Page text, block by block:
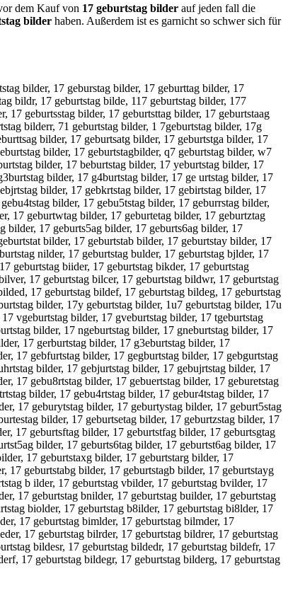
dem Kauf von 17 geburtstag bilder auf jeden fall die
bilder haben. Außerdem ist es garnicht so schwer sich für
bilder, 17 geburstag bilder, 17 geburttag bilder, 17
bildr, 17 geburtstag bilde, 117 geburtstag bilder, 177
17 geburtsstag bilder, 17 geburtsttag bilder, 17 geburtstaag
bilderr, 71 geburtstag bilder, 1 7geburtstag bilder, 17g
bilder, 17 geburtsatg bilder, 17 geburtstga bilder, 17
bilder, 17 geburtstagbilder, q7 geburtstag bilder, w7
bilder, 17 beburtstag bilder, 17 yeburtstag bilder, 17
bilder, 17 g4burtstag bilder, 17 ge urtstag bilder, 17
bilder, 17 gebkrtstag bilder, 17 gebirtstag bilder, 17
bilder, 17 gebu5tstag bilder, 17 geburrstag bilder,
17 geburtwtag bilder, 17 geburtetag bilder, 17 geburtztag
bilder, 17 geburts5ag bilder, 17 geburts6ag bilder, 17
bilder, 17 geburtstab bilder, 17 geburtstay bilder, 17
nilder, 17 geburtstag bulder, 17 geburtstag bjlder, 17
geburtstag biider, 17 geburtstag bikder, 17 geburtstag
17 geburtstag bilcer, 17 geburtstag bildwr, 17 geburtstag
17 geburtstag bildef, 17 geburtstag bildeg, 17 geburtstag
bilder, 17y geburtstag bilder, 1u7 geburtstag bilder, 17u
vgeburtstag bilder, 17 gveburtstag bilder, 17 tgeburtstag
bilder, 17 ngeburtstag bilder, 17 gneburtstag bilder, 17
17 gerburtstag bilder, 17 g3eburtstag bilder, 17
17 gebfurtstag bilder, 17 gegburtstag bilder, 17 gebgurtstag
bilder, 17 gebjurtstag bilder, 17 gebujrtstag bilder, 17
17 gebu8rtstag bilder, 17 gebuertstag bilder, 17 geburetstag
bilder, 17 gebu4rtstag bilder, 17 gebur4tstag bilder, 17
17 geburytstag bilder, 17 geburtystag bilder, 17 geburt5stag
bilder, 17 geburtsetag bilder, 17 geburtzstag bilder, 17
17 geburtsftag bilder, 17 geburtstfag bilder, 17 geburtsgtag
bilder, 17 geburts6tag bilder, 17 geburtst6ag bilder, 17
17 geburtstaxg bilder, 17 geburtstarg bilder, 17
17 geburtstabg bilder, 17 geburtstagb bilder, 17 geburtstayg
b ilder, 17 geburtstag vbilder, 17 geburtstag bvilder, 17
17 geburtstag bnilder, 17 geburtstag builder, 17 geburtstag
biolder, 17 geburtstag b8ilder, 17 geburtstag bi8lder, 17
17 geburtstag bimlder, 17 geburtstag bilmder, 17
17 geburtstag bilrder, 17 geburtstag bildrer, 17 geburtstag
bildesr, 17 geburtstag bildedr, 17 geburtstag bildefr, 17
17 geburtstag bildegr, 17 geburtstag bilderg, 17 geburtstag